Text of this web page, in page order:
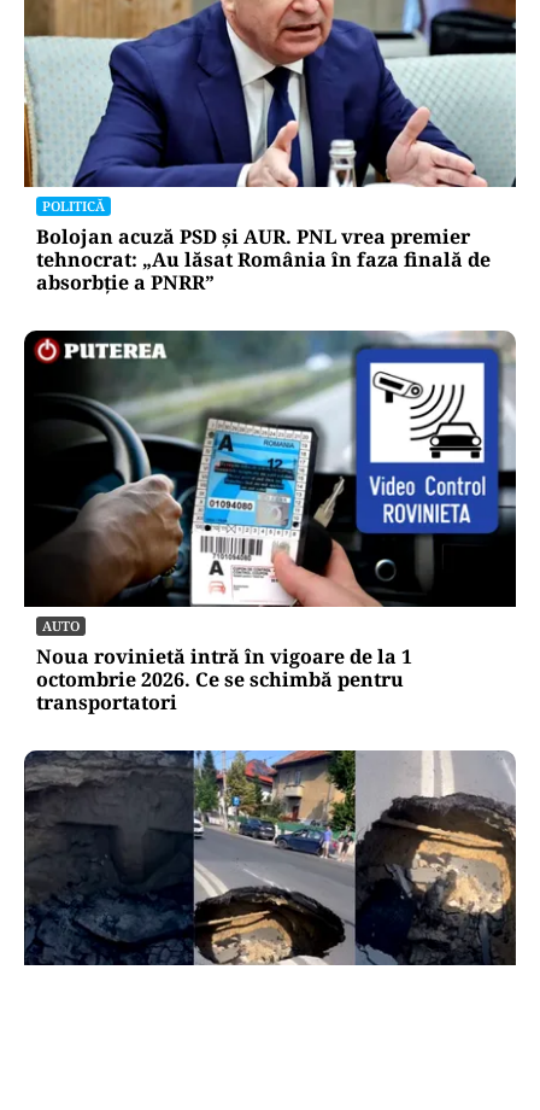
POLITICĂ
Bolojan acuză PSD și AUR. PNL vrea premier
tehnocrat: „Au lăsat România în faza finală de
absorbţie a PNRR”
AUTO
Noua rovinietă intră în vigoare de la 1
octombrie 2026. Ce se schimbă pentru
transportatori